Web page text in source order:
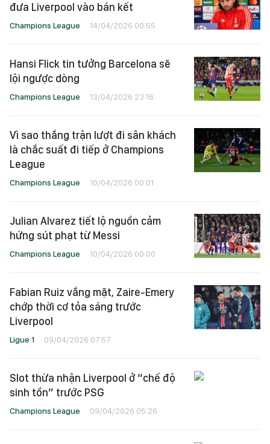
đưa Liverpool vào bán kết
Champions League 14/04/2026 00:55
Hansi Flick tin tưởng Barcelona sẽ
lội ngược dòng
Champions League 13/04/2026 23:16
Vì sao thắng trận lượt đi sân khách
là chắc suất đi tiếp ở Champions
League
Champions League 10/04/2026 00:01
Julian Alvarez tiết lộ nguồn cảm
hứng sút phạt từ Messi
Champions League 10/04/2026 00:00
Fabian Ruiz vắng mặt, Zaire-Emery
chớp thời cơ tỏa sáng trước
Liverpool
Ligue 1 09/04/2026 07:57
Slot thừa nhận Liverpool ở “chế độ
sinh tồn” trước PSG
Champions League 09/04/2026 05:26